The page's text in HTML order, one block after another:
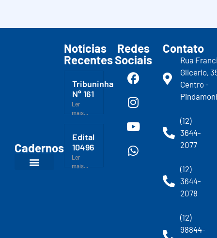
Cadernos
Notícias
Recentes
Tribuninha
N° 161
Ler
mais...
Edital
10496
Ler
mais...
Redes
Sociais
Contato
Rua
Glicerio,
Centro -
(12)
3644-
2077
(12)
3644-
2078
(12)
98844-